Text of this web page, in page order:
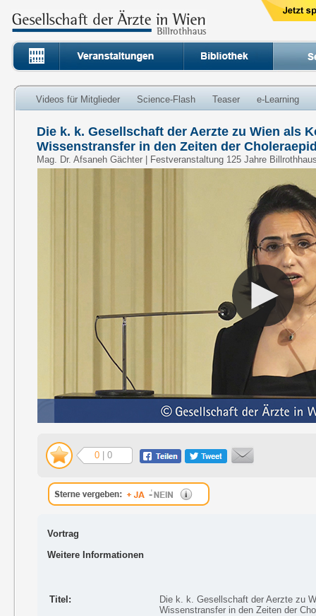
Videos für Mitglieder Science-Flash Teaser e-Learning
Die k. k. Gesellschaft der Aerzte zu Wien als
Wissenstransfer in den Zeiten der
Mag. Dr. Afsaneh Gächter | Festveranstaltung 125 Jahre
0 | 0
Vortrag
Weitere Informationen
Titel:
Die k. k. Gesellschaft der Aerzte zu
Wissenstransfer in den Zeiten der